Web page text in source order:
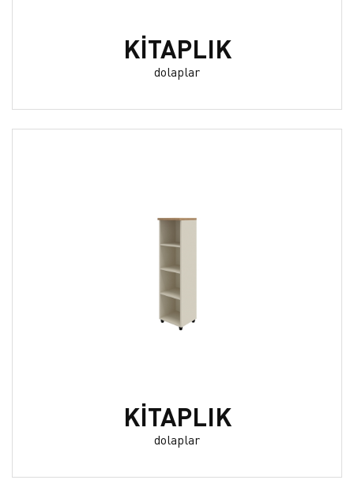
KİTAPLIK
dolaplar
KİTAPLIK
dolaplar